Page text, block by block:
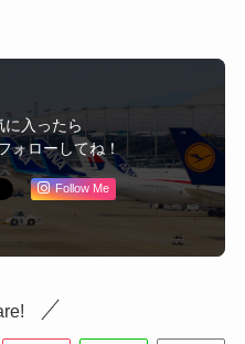
に入ったら
ォローしてね！
Follow Me